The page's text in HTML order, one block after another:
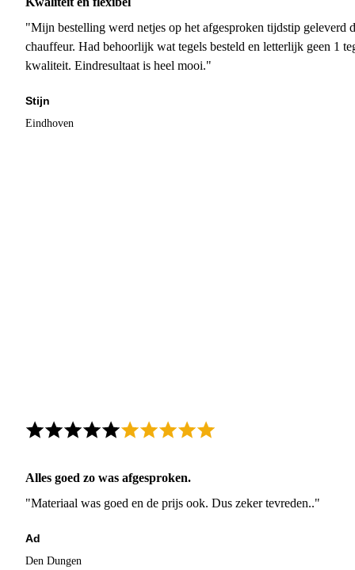
"Mijn bestelling werd netjes op het afgesproken tijdstip geleverd
chauffeur. Had behoorlijk wat tegels besteld en letterlijk geen 1
kwaliteit. Eindresultaat is heel mooi."
Stijn
Eindhoven
Alles goed zo was afgesproken.
"Materiaal was goed en de prijs ook. Dus zeker tevreden.."
Ad
Den Dungen